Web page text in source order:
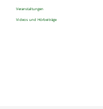
Veranstaltungen
Videos und Hörbeiträge